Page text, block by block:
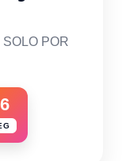
POR